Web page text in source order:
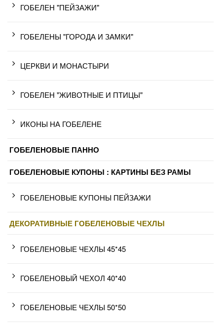
ГОБЕЛЕН "ПЕЙЗАЖИ"
ГОБЕЛЕНЫ "ГОРОДА И ЗАМКИ"
ЦЕРКВИ И МОНАСТЫРИ
ГОБЕЛЕН "ЖИВОТНЫЕ И ПТИЦЫ"
ИКОНЫ НА ГОБЕЛЕНЕ
ГОБЕЛЕНОВЫЕ ПАННО
ГОБЕЛЕНОВЫЕ КУПОНЫ : КАРТИНЫ БЕЗ РАМЫ
ГОБЕЛЕНОВЫЕ КУПОНЫ ПЕЙЗАЖИ
ДЕКОРАТИВНЫЕ ГОБЕЛЕНОВЫЕ ЧЕХЛЫ
ГОБЕЛЕНОВЫЕ ЧЕХЛЫ 45*45
ГОБЕЛЕНОВЫЙ ЧЕХОЛ 40*40
ГОБЕЛЕНОВЫЕ ЧЕХЛЫ 50*50